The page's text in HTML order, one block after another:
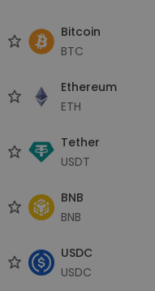
Bitcoin
BTC
Ethereum
ETH
Tether
USDT
BNB
BNB
USDC
USDC